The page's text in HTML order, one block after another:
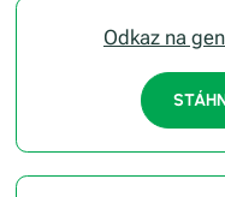
Odkaz na